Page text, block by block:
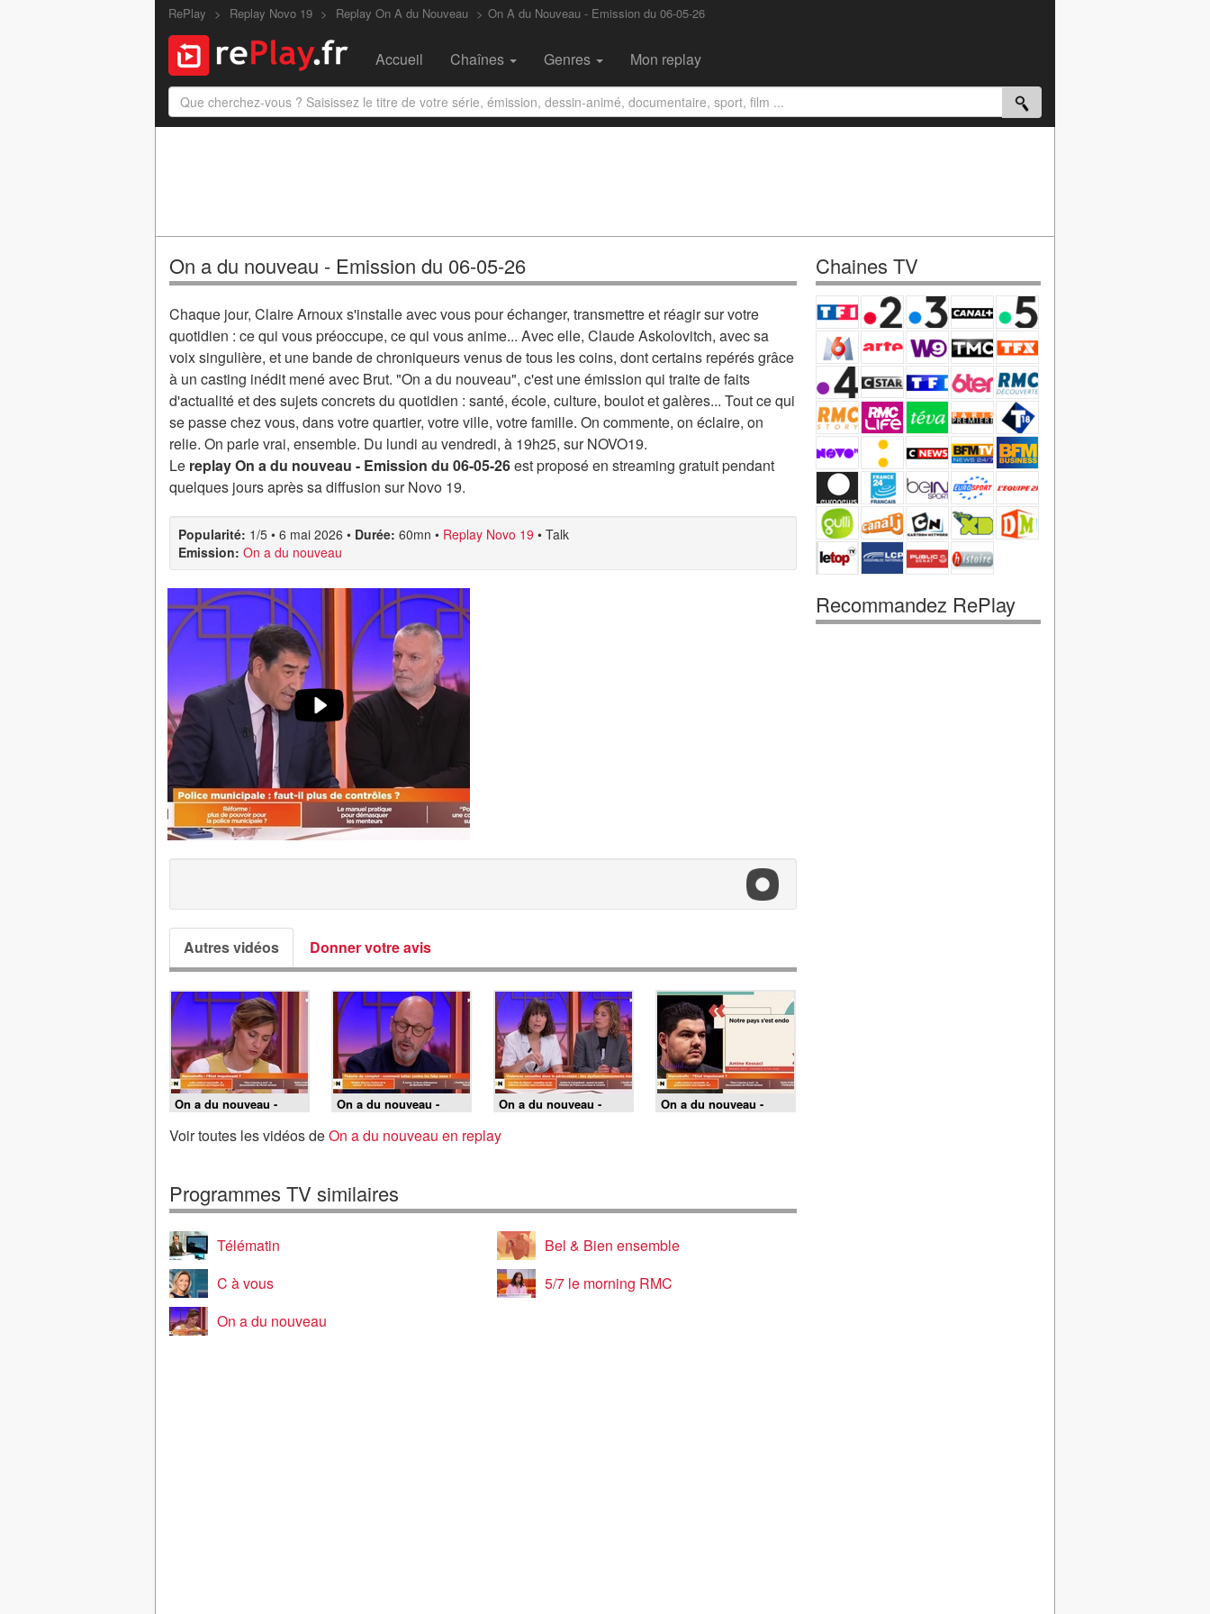
RePlay Replay Novo 19 Replay On A du Nouveau On A du Nouveau - Emission du 06-05-26
Accueil Chaînes Genres Mon replay
On a du nouveau - Emission du 06-05-26
Chaque jour, Claire Arnoux s'installe avec vous pour échanger, transmettre et réagir sur votre
quotidien : ce qui vous préoccupe, ce qui vous anime... Avec elle, Claude Askolovitch, avec sa
voix singulière, et une bande de chroniqueurs venus de tous les coins, dont certains repérés grâce
à un casting inédit mené avec Brut. "On a du nouveau", c'est une émission qui traite de faits
d'actualité et des sujets concrets du quotidien : santé, école, culture, boulot et galères... Tout ce qui
se passe chez vous, dans votre quartier, votre ville, votre famille. On commente, on éclaire, on
relie. On parle vrai, ensemble. Du lundi au vendredi, à 19h25, sur NOVO19.
Le replay On a du nouveau - Emission du 06-05-26est proposé en streaming gratuit pendant
quelques jours après sa diffusion sur Novo 19.
Popularité: 1/5 • 6 mai 2026 • Durée: 60mn • Replay Novo 19 • Talk
Emission: On a du nouveau
Autres vidéos Donner votre avis
On a du nouveau -
22/05/2026
On a du nouveau -
Emission du 21-05-26
On a du nouveau -
Emission du 20-05-26
On a du nouveau -
Emission du 19-05-26
Voir toutes les vidéos deOn a du nouveau en replay
Programmes TV similaires
Télématin
Bel & Bien ensemble
C à vous
5/7 le morning RMC
On a du nouveau
Chaines TV
Recommandez RePlay